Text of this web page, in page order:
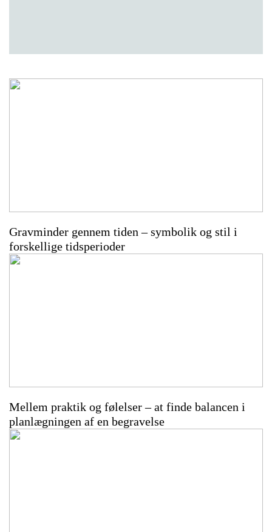
Gravminder gennem tiden – symbolik og stil i
forskellige tidsperioder
Mellem praktik og følelser – at finde balancen i
planlægningen af en begravelse